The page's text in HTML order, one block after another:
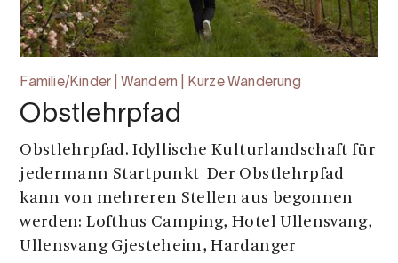
Familie/Kinder | Wandern | Kurze Wanderung
Obstlehrpfad
Obstlehrpfad. Idyllische Kulturlandschaft für
jedermann Startpunkt Der Obstlehrpfad
kann von mehreren Stellen aus begonnen
werden: Lofthus Camping, Hotel Ullensvang,
Ullensvang Gjesteheim, Hardanger